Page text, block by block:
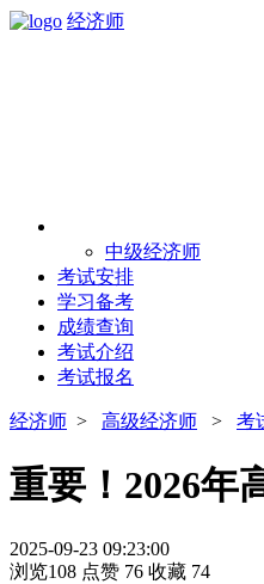
经济师
中级经济师
考试安排
学习备考
成绩查询
考试介绍
考试报名
经济师 > 高级经济师 > 考
重要！​​2026年
2025-09-23 09:23:00
浏览108 点赞 76 收藏 74